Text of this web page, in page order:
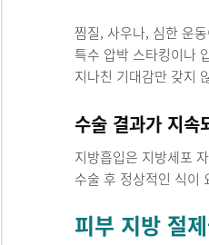
찜질, 사우나, 심한 운
특수 압박 스타킹이나
지나친 기대감만 갖지
수술 결과가 지속
지방흡입은 지방세포
수술 후 정상적인 식이
피부 지방 절